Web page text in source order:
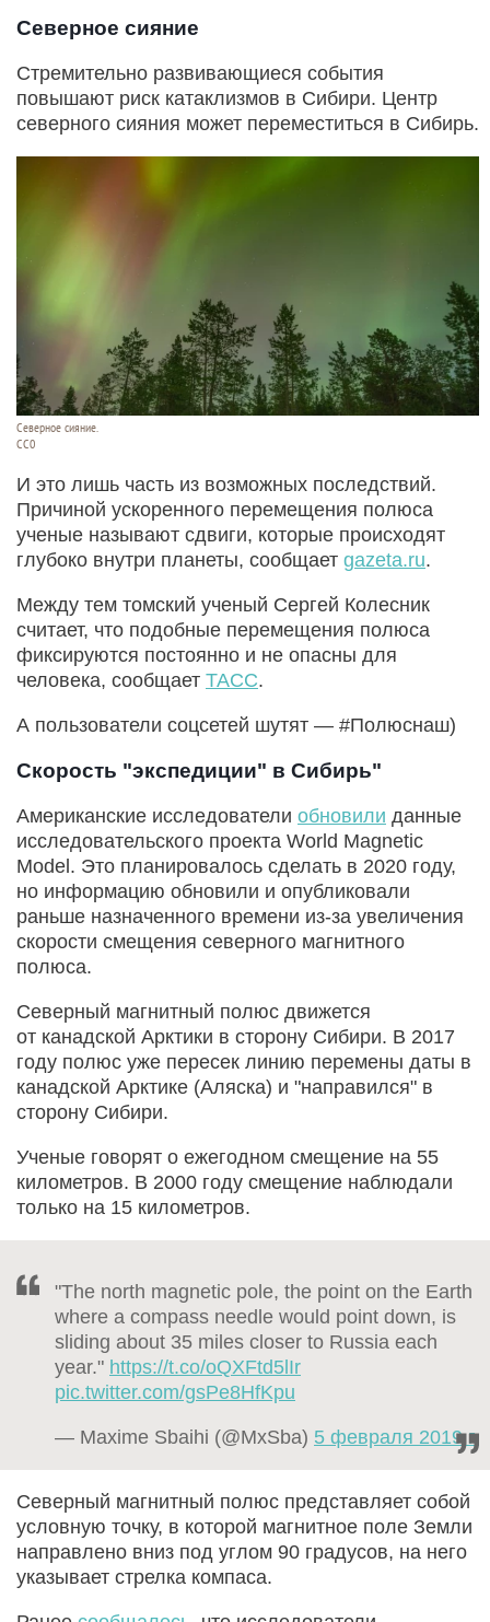
Северное сияние
Стремительно развивающиеся события
повышают риск катаклизмов в Сибири. Центр
северного сияния может переместиться в Сибирь.
Северное сияние.
СС0
И это лишь часть из возможных последствий.
Причиной ускоренного перемещения полюса
ученые называют сдвиги, которые происходят
глубоко внутри планеты, сообщает gazeta.ru.
Между тем томский ученый Сергей Колесник
считает, что подобные перемещения полюса
фиксируются постоянно и не опасны для
человека, сообщает ТАСС.
А пользователи соцсетей шутят — #Полюснаш)
Скорость "экспедиции" в Сибирь"
Американские исследователи обновили данные
исследовательского проекта World Magnetic
Model. Это планировалось сделать в 2020 году,
но информацию обновили и опубликовали
раньше назначенного времени из-за увеличения
скорости смещения северного магнитного
полюса.
Северный магнитный полюс движется
от канадской Арктики в сторону Сибири. В 2017
году полюс уже пересек линию перемены даты в
канадской Арктике (Аляска) и "направился" в
сторону Сибири.
Ученые говорят о ежегодном смещение на 55
километров. В 2000 году смещение наблюдали
только на 15 километров.
"The north magnetic pole, the point on the Earth
where a compass needle would point down, is
sliding about 35 miles closer to Russia each
year." https://t.co/oQXFtd5lIr
pic.twitter.com/gsPe8HfKpu
— Maxime Sbaihi (@MxSba) 5 февраля 2019 г.
Северный магнитный полюс представляет собой
условную точку, в которой магнитное поле Земли
направлено вниз под углом 90 градусов, на него
указывает стрелка компаса.